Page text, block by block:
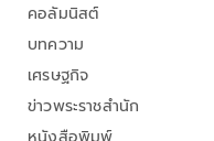
คอลัมนิสต์
บทความ
เศรษฐกิจ
ข่าวพระราชสำนัก